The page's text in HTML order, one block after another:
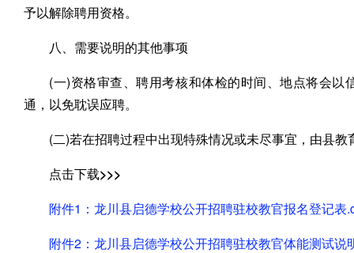
予以解除聘用资格。
八、需要说明的其他事项
(一)资格审查、聘用考核和体检的时间、地点将会
通，以免耽误应聘。
(二)若在招聘过程中出现特殊情况或未尽事宜，由县
点击下载>>>
附件1：龙川县启德学校公开招聘驻校教官报名登记表
附件2：龙川县启德学校公开招聘驻校教官体能测试说